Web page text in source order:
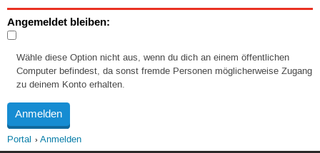
Angemeldet bleiben:
Wähle diese Option nicht aus, wenn du dich an einem öffentlichen
Computer befindest, da sonst fremde Personen möglicherweise Zugang
zu deinem Konto erhalten.
Portal Anmelden